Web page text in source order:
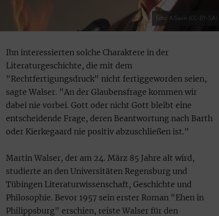
Foto: A.Savin (CC-BY-SA)
Ihn interessierten solche Charaktere in der
Literaturgeschichte, die mit dem
"Rechtfertigungsdruck" nicht fertiggeworden seien,
sagte Walser. "An der Glaubensfrage kommen wir
dabei nie vorbei. Gott oder nicht Gott bleibt eine
entscheidende Frage, deren Beantwortung nach Barth
oder Kierkegaard nie positiv abzuschließen ist."
Martin Walser, der am 24. März 85 Jahre alt wird,
studierte an den Universitäten Regensburg und
Tübingen Literaturwissenschaft, Geschichte und
Philosophie. Bevor 1957 sein erster Roman "Ehen in
Philippsburg" erschien, reiste Walser für den